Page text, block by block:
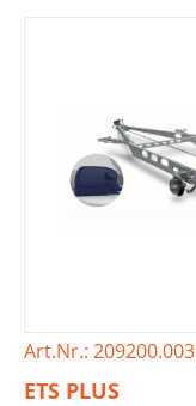
Art.Nr.: 209200.003
ETS PLUS